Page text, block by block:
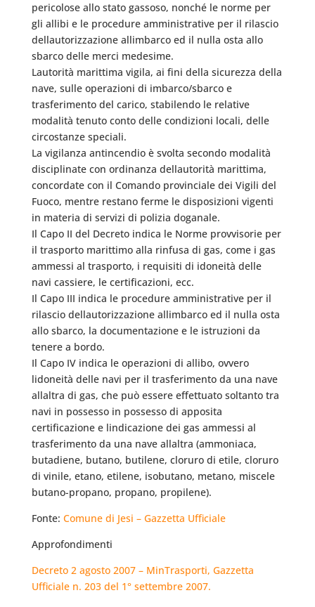
pericolose allo stato gassoso, nonché le norme per
gli allibi e le procedure amministrative per il rilascio
dellautorizzazione allimbarco ed il nulla osta allo
sbarco delle merci medesime.
Lautorità marittima vigila, ai fini della sicurezza della
nave, sulle operazioni di imbarco/sbarco e
trasferimento del carico, stabilendo le relative
modalità tenuto conto delle condizioni locali, delle
circostanze speciali.
La vigilanza antincendio è svolta secondo modalità
disciplinate con ordinanza dellautorità marittima,
concordate con il Comando provinciale dei Vigili del
Fuoco, mentre restano ferme le disposizioni vigenti
in materia di servizi di polizia doganale.
Il Capo II del Decreto indica le Norme provvisorie per
il trasporto marittimo alla rinfusa di gas, come i gas
ammessi al trasporto, i requisiti di idoneità delle
navi cassiere, le certificazioni, ecc.
Il Capo III indica le procedure amministrative per il
rilascio dellautorizzazione allimbarco ed il nulla osta
allo sbarco, la documentazione e le istruzioni da
tenere a bordo.
Il Capo IV indica le operazioni di allibo, ovvero
lidoneità delle navi per il trasferimento da una nave
allaltra di gas, che può essere effettuato soltanto tra
navi in possesso in possesso di apposita
certificazione e lindicazione dei gas ammessi al
trasferimento da una nave allaltra (ammoniaca,
butadiene, butano, butilene, cloruro di etile, cloruro
di vinile, etano, etilene, isobutano, metano, miscele
butano-propano, propano, propilene).
Fonte: Comune di Jesi – Gazzetta Ufficiale
Approfondimenti
Decreto 2 agosto 2007 – MinTrasporti, Gazzetta
Ufficiale n. 203 del 1° settembre 2007.